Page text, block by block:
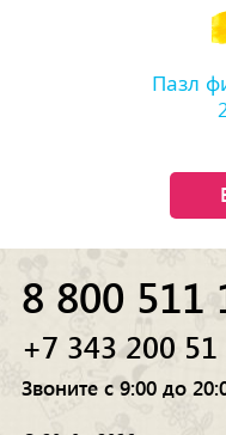
Пазл
8 800 511
+7 343 200 51
Звоните с 9:00 до